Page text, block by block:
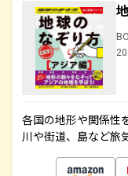
各国の地形や関係性
川や街道、島など旅